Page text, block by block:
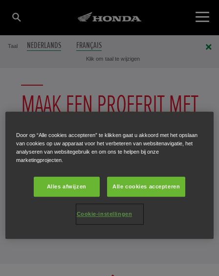
Taal NEDERLANDS FRANÇAIS
Klik om taal te wijzigen
MAAK EEN PROEFRIT MET
EEN HONDA
U zult er helemaal weg van zijn.
Misschien wilt u hem zelfs niet
meer teruggeven. Neem de proef
op de som en ontdek het zelf.
Door op “Alle cookies accepteren” te klikken gaat u akkoord met het opslaan
van cookies op uw apparaat voor het verbeteren van websitenavigatie, het
analyseren van websitegebruik en om ons te helpen bij onze
marketingprojecten.
Alles afwijzen Alle cookies accepteren
Cookie-instellingen